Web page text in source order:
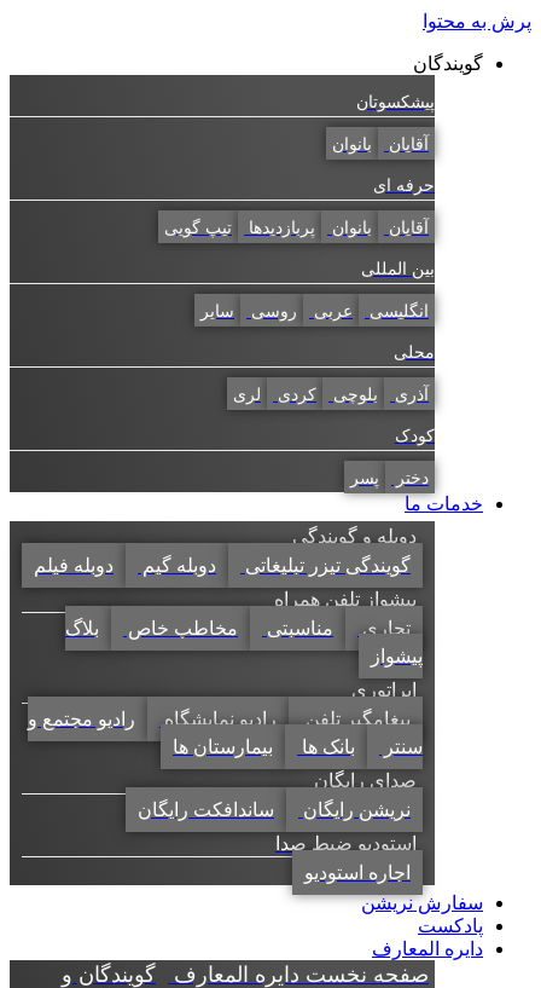
پرش به محتوا
گویندگان
پیشکسوتان
آقایان بانوان
حرفه ای
آقایان بانوان پربازدیدها تیپ گویی
بین المللی
انگلیسی عربی روسی سایر
محلی
آذری بلوچی کردی لری
کودک
دختر پسر
خدمات ما
دوبله و گویندگی
گویندگی تیزر تبلیغاتی
دوبله گیم
دوبله فیلم
پیشواز تلفن همراه
تجاری
مناسبتی مخاطب خاص
بلاگ
پیشواز
اپراتوری
پیغامگیر تلفن
رادیو نمایشگاه
رادیو مجتمع و
سنتر
بانک ها
بیمارستان ها
صدای رایگان
نریشن رایگان
ساندافکت رایگان
استودیو ضبط صدا
اجاره استودیو
سفارش نریشن
پادکست
دایره المعارف
صفحه نخست دایره المعارف
گویندگان و